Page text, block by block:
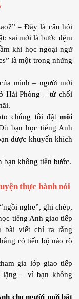
– Đây là câu hỏi
sai mới là bước đệm
khi học ngoại ngữ
là một trong những
Hải Phòng – từ chối
chúng tôi đặt môi
bạn học tiếng Anh
được khuyến khích
bạn không tiến bước.
thực hành nói
nghe”, ghi chép,
tiếng Anh giao tiếp
bài viết chỉ ra rằng
có tiến bộ nào rõ
lặng – vì bạn không
cho người mới bắt